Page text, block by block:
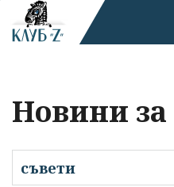
Новини за